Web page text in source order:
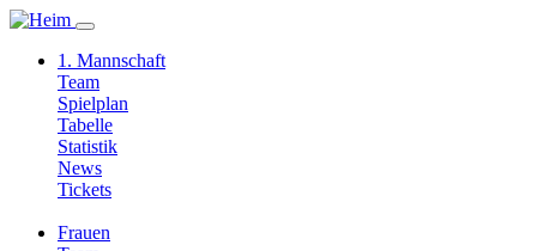
1. Mannschaft
Team
Spielplan
Tabelle
Statistik
News
Tickets
Frauen